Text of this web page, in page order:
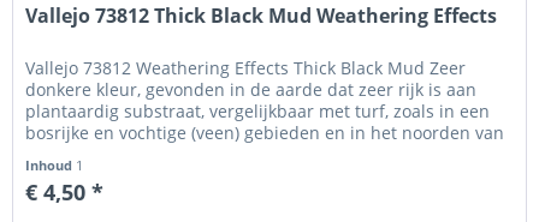
Vallejo 73812 Thick Black Mud Weathering Effects
Vallejo 73812 Weathering Effects Thick Black Mud Zeer
donkere kleur, gevonden in de aarde dat zeer rijk is aan
plantaardig substraat, vergelijkbaar met turf, zoals in een
bosrijke en vochtige (veen) gebieden en in het noorden van
Inhoud 1
€ 4,50 *